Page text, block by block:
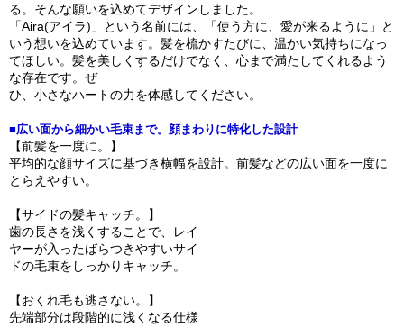
る。そんな願いを込めてデザインしました。
「Aira(アイラ)」という名前には、「使う方に、愛が来るように」と
いう想いを込めています。髪を梳かすたびに、温かい気持ちになっ
てほしい。髪を美しくするだけでなく、心まで満たしてくれるよう
な存在です。ぜ
ひ、小さなハートの力を体感してください。
■広い面から細かい毛束まで。顔まわりに特化した設計
【前髪を一度に。】
平均的な顔サイズに基づき横幅を設計。前髪などの広い面を一度に
とらえやすい。
【サイドの髪キャッチ。】
歯の長さを浅くすることで、レイ
ヤーが入ったばらつきやすいサイ
ドの毛束をしっかりキャッチ。
【おくれ毛も逃さない。】
先端部分は段階的に浅くなる仕様